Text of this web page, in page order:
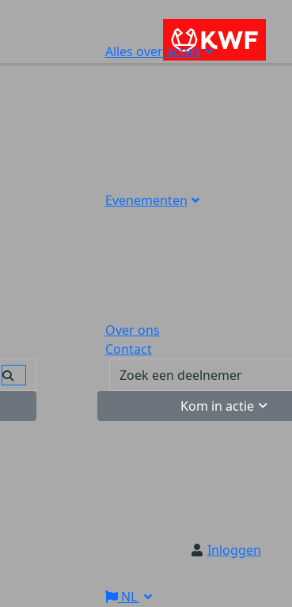
Alles over acties
Evenementen
Over ons
Contact
Kom in actie
Inloggen
NL